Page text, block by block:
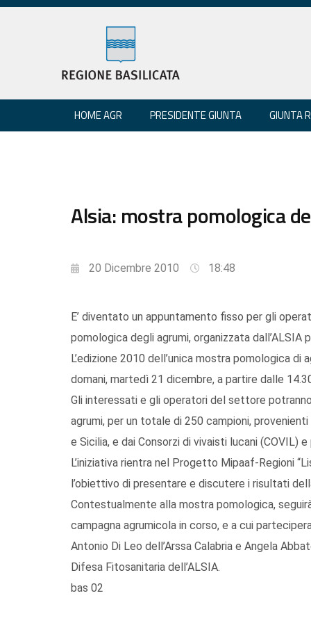
HOME AGR PRESIDENTE GIUNTA GIUNTA
Alsia: mostra pomologica
20 Dicembre 2010 18:48
E’ diventato un appuntamento fisso per gli
pomologica degli agrumi, organizzata dall’ALSIA
L’edizione 2010 dell’unica mostra pomologica
domani, martedì 21 dicembre, a partire dalle
Gli interessati e gli operatori del settore
agrumi, per un totale di 250 campioni,
e Sicilia, e dai Consorzi di vivaisti lucani (COVIL) e
L’iniziativa rientra nel Progetto Mipaaf-Regioni
l’obiettivo di presentare e discutere i risultati
Contestualmente alla mostra pomologica,
campagna agrumicola in corso, e a cui
Antonio Di Leo dell’Arssa Calabria e Angela
Difesa Fitosanitaria dell’ALSIA.
bas 02